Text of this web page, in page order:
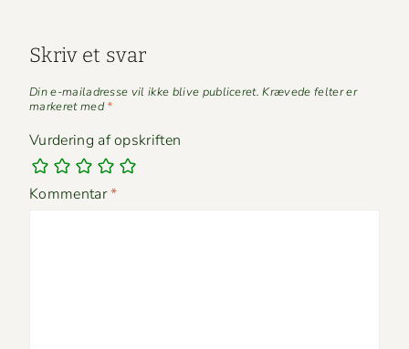
Skriv et svar
Din e-mailadresse vil ikke blive publiceret. Krævede felter er
markeret med*
Vurdering af opskriften
Kommentar*